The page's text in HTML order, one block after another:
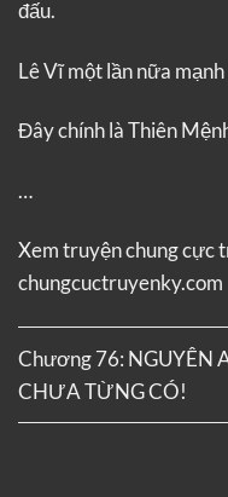
đấu.
Lê Vĩ một lần nữa
Đây chính là Thiên
…
Xem truyện chung cực
chungcuctruyenky.com
Chương 76: NGUYÊN
CHƯA TỪNG CÓ!